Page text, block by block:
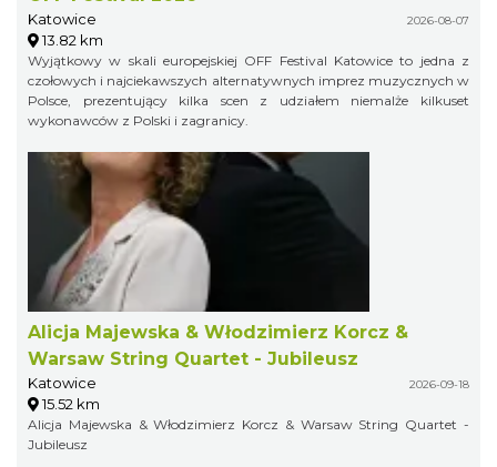
Katowice 2026-08-07
13.82 km
Wyjątkowy w skali europejskiej OFF Festival Katowice to jedna z
czołowych i najciekawszych alternatywnych imprez muzycznych w
Polsce, prezentujący kilka scen z udziałem niemalże kilkuset
wykonawców z Polski i zagranicy.
Alicja Majewska & Włodzimierz Korcz &
Warsaw String Quartet - Jubileusz
Katowice 2026-09-18
15.52 km
Alicja Majewska & Włodzimierz Korcz & Warsaw String Quartet -
Jubileusz